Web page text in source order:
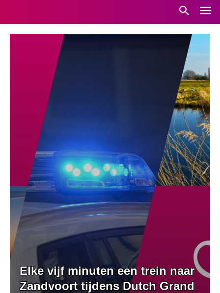
Elke vijf minuten een trein naar
Zandvoort tijdens Dutch Grand